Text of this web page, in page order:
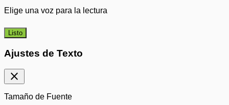
Elige una voz para la lectura
Listo
Ajustes de Texto
close
Tamaño de Fuente